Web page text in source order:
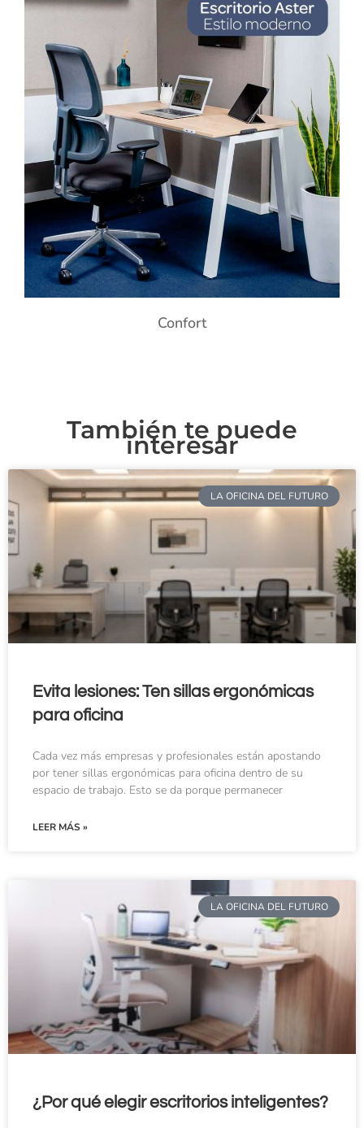
Confort
También te puede
interesar
LA OFICINA DEL FUTURO
Evita lesiones: Ten sillas ergonómicas
para oficina
Cada vez más empresas y profesionales están apostando
por tener sillas ergonómicas para oficina dentro de su
espacio de trabajo. Esto se da porque permanecer
LEER MÁS »
LA OFICINA DEL FUTURO
¿Por qué elegir escritorios inteligentes?